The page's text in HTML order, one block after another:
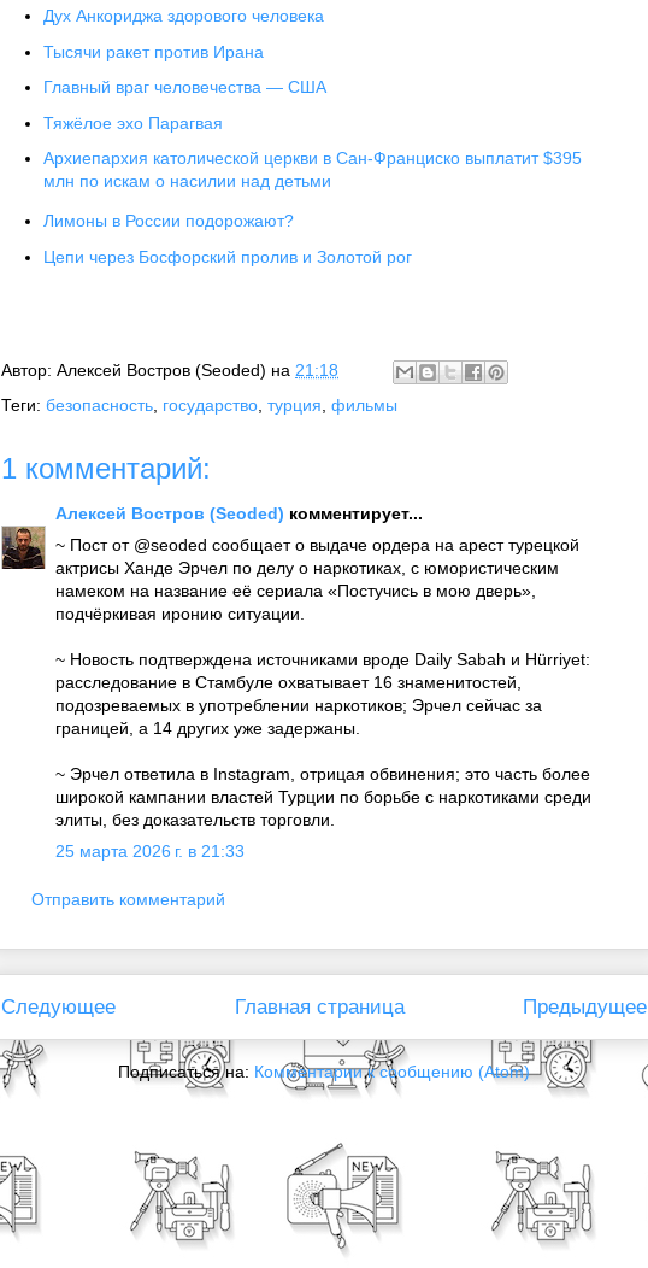
Дух Анкориджа здорового человека
Тысячи ракет против Ирана
Главный враг человечества — США
Тяжёлое эхо Парагвая
Архиепархия католической церкви в Сан-Франциско выплатит $395
млн по искам о насилии над детьми
Лимоны в России подорожают?
Цепи через Босфорский пролив и Золотой рог
Автор: Алексей Востров (Seoded) на 21:18
Теги: безопасность, государство, турция, фильмы
1 комментарий:
Алексей Востров (Seoded) комментирует...
~ Пост от @seoded сообщает о выдаче ордера на арест турецкой
актрисы Ханде Эрчел по делу о наркотиках, с юмористическим
намеком на название её сериала «Постучись в мою дверь»,
подчёркивая иронию ситуации.
~ Новость подтверждена источниками вроде Daily Sabah и Hürriyet:
расследование в Стамбуле охватывает 16 знаменитостей,
подозреваемых в употреблении наркотиков; Эрчел сейчас за
границей, а 14 других уже задержаны.
~ Эрчел ответила в Instagram, отрицая обвинения; это часть более
широкой кампании властей Турции по борьбе с наркотиками среди
элиты, без доказательств торговли.
25 марта 2026 г. в 21:33
Отправить комментарий
Следующее Предыдущее
Главная страница
Подписаться на: Комментарии к сообщению (Atom)